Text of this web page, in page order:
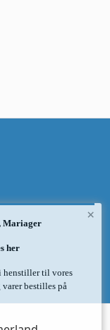
×
Mariager
her
henstiller til vores
varer bestilles på